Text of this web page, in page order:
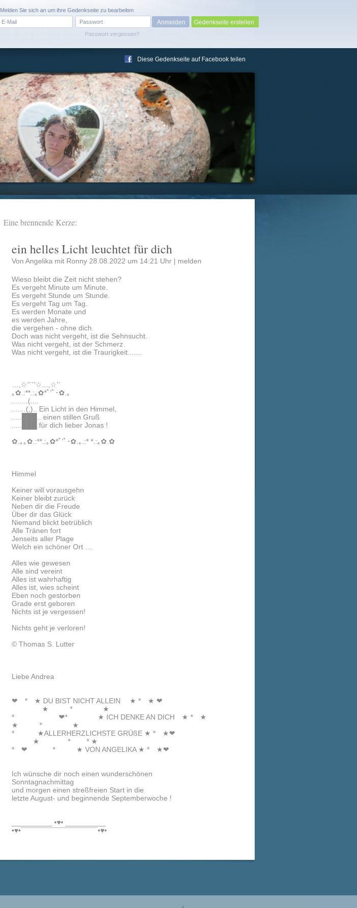
Passwort vergessen?
Melden Sie sich an um ihre Gedenkseite zu bearbeiten
Gedenkseite erstellen
Diese Gedenkseite auf Facebook teilen
Eine brennende Kerze:
ein helles Licht leuchtet für dich
Von Angelika mit Ronny 28.08.2022 um 14:21 Uhr | melden
Wieso bleibt die Zeit nicht stehen?
Es vergeht Minute um Minute.
Es vergeht Stunde um Stunde.
Es vergeht Tag um Tag.
Es werden Monate und
es werden Jahre,
die vergehen - ohne dich.
Doch was nicht vergeht, ist die Sehnsucht.
Was nicht vergeht, ist der Schmerz.
Was nicht vergeht, ist die Traurigkeit.......
…,☆’``’☆...,☆’`
｡✿.:**.:｡✿*ﾟ’ﾟ･✿.｡
........(....
.......(,).. Ein Licht in den Himmel,
.....███.. einen stillen Gruß
.....███.für dich lieber Jonas !
✿.｡｡✿.:**.:｡✿*ﾟ’ﾟ･✿.｡.:* *.:｡✿.✿
Himmel
Keiner will vorausgehn
Keiner bleibt zurück
Neben dir die Freude
Über dir das Glück
Niemand blickt betrüblich
Alle Tränen fort
Jenseits aller Plage
Welch ein schöner Ort …
Alles wie gewesen
Alle sind vereint
Alles ist wahrhaftig
Alles ist, wies scheint
Eben noch gestorben
Grade erst geboren
Nichts ist je vergessen!
Nichts geht je verloren!
© Thomas S. Lutter
Liebe Andrea
❤ * ★ DU BIST NICHT ALLEIN ★ * ★ ❤
★ * ★
* ❤* ★ ICH DENKE AN DICH ★ * ★
★ * ★
* ★ALLERHERZLICHSTE GRÜßE ★ * ★❤
★ * * ★
* ❤ * ★ VON ANGELIKA ★ * ★❤
Ich wünsche dir noch einen wunderschönen
Sonntagnachmittag
und morgen einen streßfreien Start in die
letzte August- und beginnende Septemberwoche !
__________ •♥• __________
•♥•¯¯¯¯¯¯¯¯¯¯¯¯¯¯¯¯¯¯¯•♥•